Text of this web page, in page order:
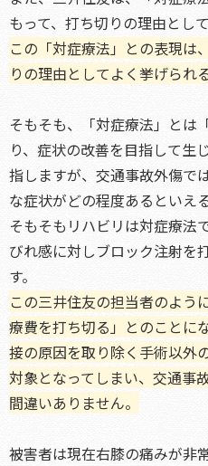
もって、打ち切りの理由として
この「対症療法」との表現は
りの理由としてよく挙げられ
そもそも、「対症療法」とは
り、症状の改善を目指して生
指しますが、交通事故外傷で
な症状がどの程度あるといえ
そもそもリハビリは対症療法
びれ感に対しブロック注射を
す。
この三井住友の担当者のよう
療費を打ち切る」とのことに
接の原因を取り除く手術以外
対象となってしまい、交通事
間違いありません。
被害者は現在右膝の痛みが非